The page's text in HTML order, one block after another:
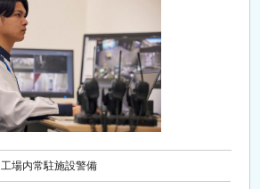
工場内常駐施設警備